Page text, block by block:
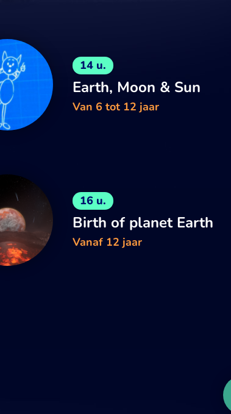
14 u.
Earth, Moon & Sun
Van 6 tot 12 jaar
16 u.
Birth of planet Earth
Vanaf 12 jaar